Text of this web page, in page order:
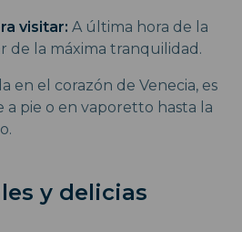
visitar: A última hora de la
de la máxima tranquilidad.
en el corazón de Venecia, es
a pie o en vaporetto hasta la
y delicias